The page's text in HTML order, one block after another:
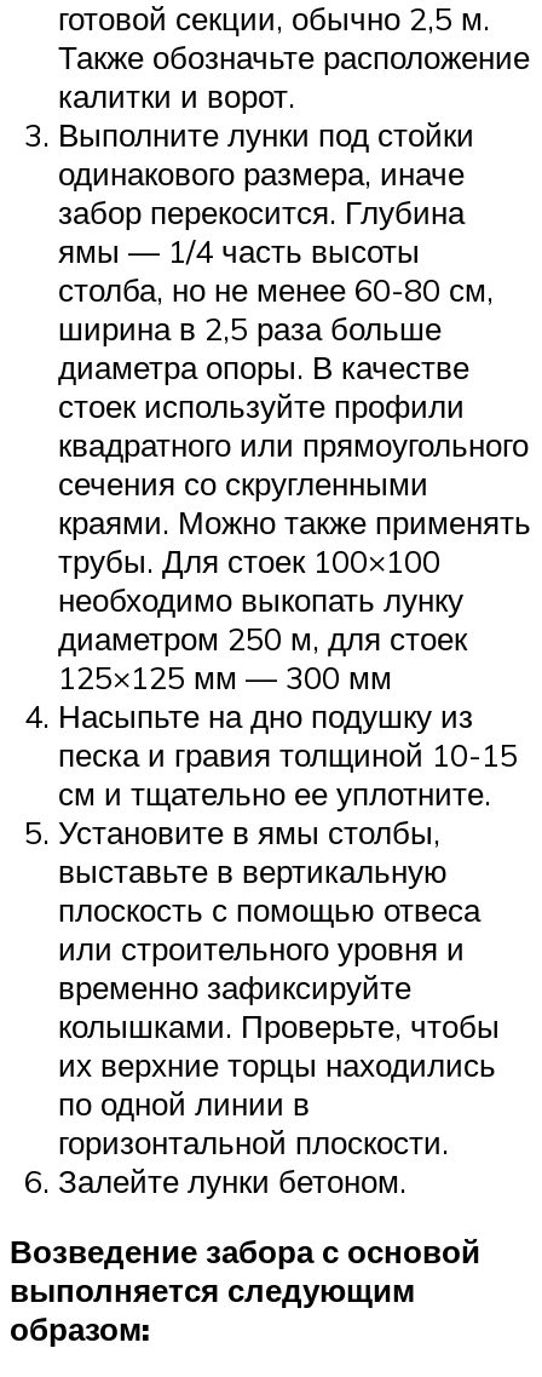
готовой секции, обычно 2,5 м.
Также обозначьте расположение
калитки и ворот.
Выполните лунки под стойки
одинакового размера, иначе
забор перекосится. Глубина
ямы — 1/4 часть высоты
столба, но не менее 60-80 см,
ширина в 2,5 раза больше
диаметра опоры. В качестве
стоек используйте профили
квадратного или прямоугольного
сечения со скругленными
краями. Можно также применять
трубы. Для стоек 100×100
необходимо выкопать лунку
диаметром 250 м, для стоек
125×125 мм — 300 мм
Насыпьте на дно подушку из
песка и гравия толщиной 10-15
см и тщательно ее уплотните.
Установите в ямы столбы,
выставьте в вертикальную
плоскость с помощью отвеса
или строительного уровня и
временно зафиксируйте
колышками. Проверьте, чтобы
их верхние торцы находились
по одной линии в
горизонтальной плоскости.
Залейте лунки бетоном.
Возведение забора с основой
выполняется следующим
образом: